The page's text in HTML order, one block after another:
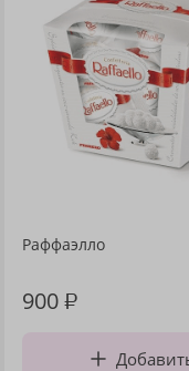
Раффаэлло
900₽